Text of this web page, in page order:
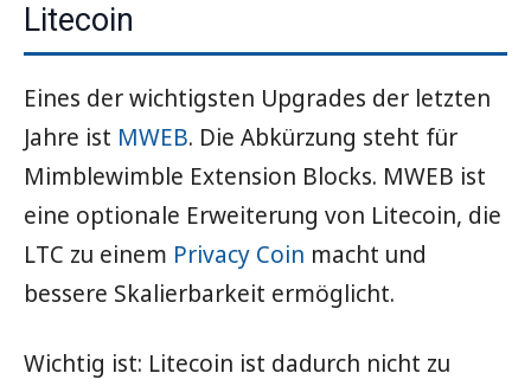
Litecoin
Eines der wichtigsten Upgrades der letzten
Jahre ist MWEB. Die Abkürzung steht für
Mimblewimble Extension Blocks. MWEB ist
eine optionale Erweiterung von Litecoin, die
LTC zu einem Privacy Coin macht und
bessere Skalierbarkeit ermöglicht.
Wichtig ist: Litecoin ist dadurch nicht zu